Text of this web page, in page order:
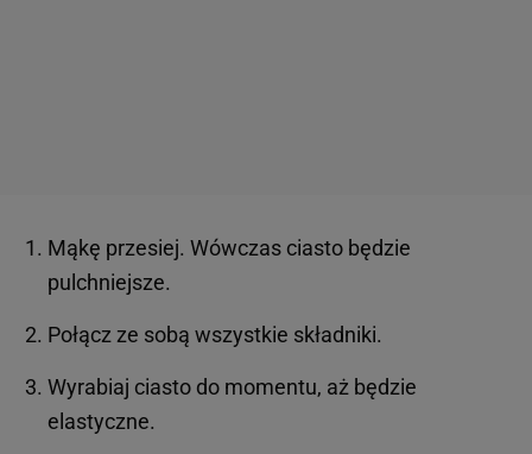
Mąkę przesiej. Wówczas ciasto będzie
pulchniejsze.
Połącz ze sobą wszystkie składniki.
Wyrabiaj ciasto do momentu, aż będzie
elastyczne.